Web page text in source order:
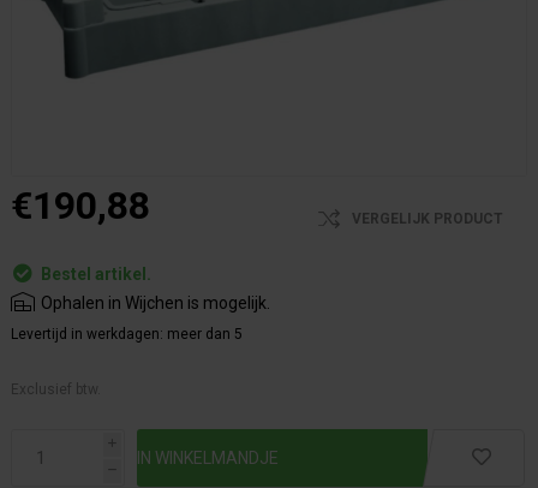
€190,88 VERGELIJK PRODUCT
Bestel artikel.
Ophalen in Wijchen is mogelijk.
Levertijd in werkdagen: meer dan 5
Exclusief btw.
i
h